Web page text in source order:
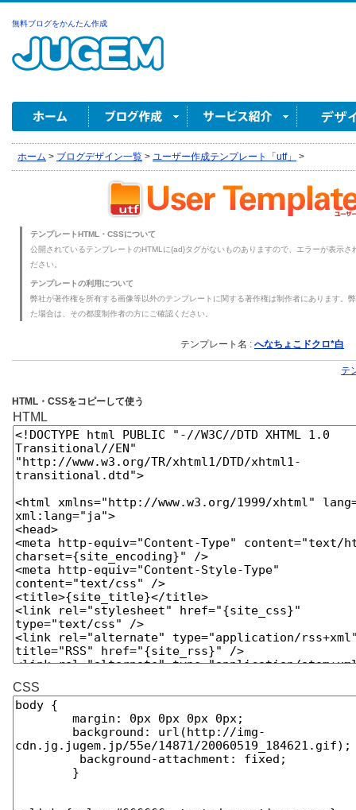
無料ブログをかんたん作成
ホーム > ブログデザイン一覧 > ユーザー作成テンプレート「utf」 >
テンプレートHTML・CSSについて
公開されているテンプレートのHTMLに{ad}タグがないものありますので、エラーが表示
ださい。
テンプレートの利用について
弊社が著作権を所有する画像等以外のテンプレートに関する著作権は制作者にあります。
た場合は、その都度制作者の方にご確認ください。
テンプレート名 : へなちょこドクロ*白
テ
HTML・CSSをコピーして使う
HTML
CSS